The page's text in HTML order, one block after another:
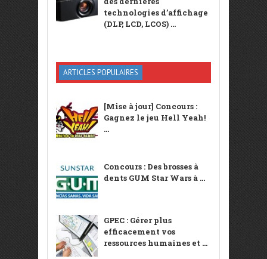
technologies d’affichage
(DLP, LCD, LCOS) ...
ARTICLES POPULAIRES
[Mise à jour] Concours :
Gagnez le jeu Hell Yeah!
...
Concours : Des brosses à
dents GUM Star Wars à ...
GPEC : Gérer plus
efficacement vos
ressources humaines et ...